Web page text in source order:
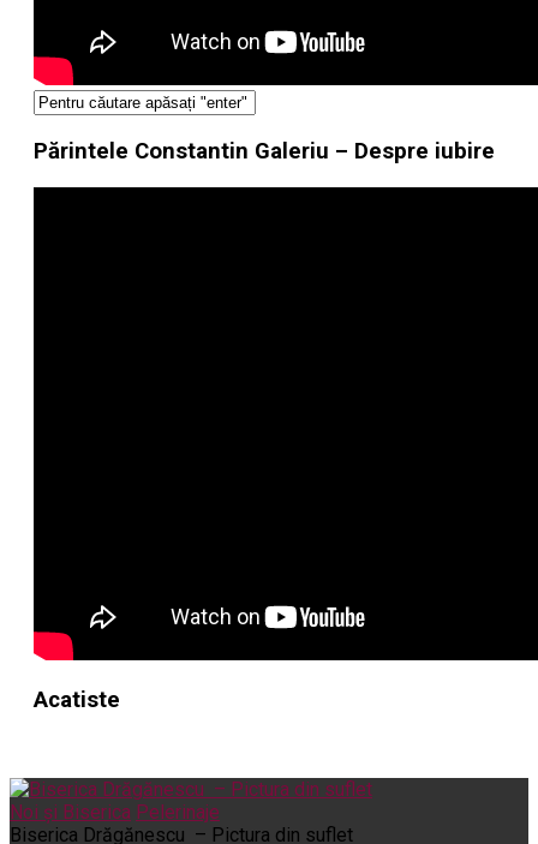
Părintele Constantin Galeriu – Despre iubire
Acatiste
Noi și Biserica Pelerinaje
Biserica Drăgănescu – Pictura din suflet